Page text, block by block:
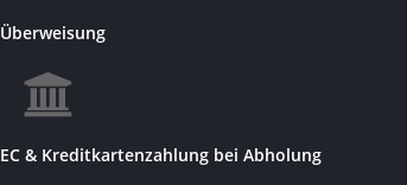
Überweisung
EC & Kreditkartenzahlung bei Abholung